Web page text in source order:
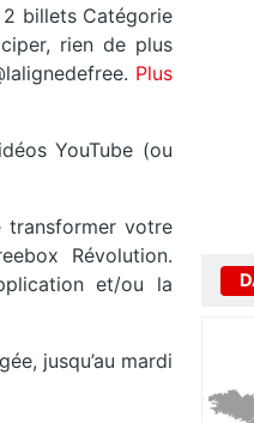
billets Catégorie
rien de plus
Plus
YouTube (ou
transformer votre
Révolution.
et/ou la
jusqu’au mardi